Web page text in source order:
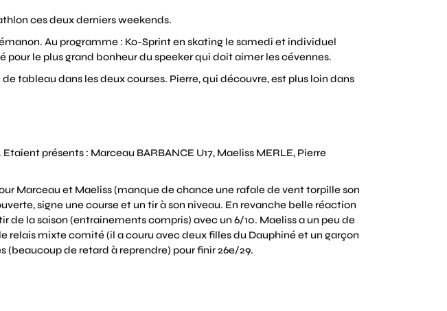
ces deux derniers weekends.
Au programme : Ko-Sprint en skating le samedi et individuel
le plus grand bonheur du speeker qui doit aimer les cévennes.
tableau dans les deux courses. Pierre, qui découvre, est plus loin dans
présents : Marceau BARBANCE U17, Maeliss MERLE, Pierre
Marceau et Maeliss (manque de chance une rafale de vent torpille son
signe une course et un tir à son niveau. En revanche belle réaction
de la saison (entrainements compris) avec un 6/10. Maeliss a un peu de
relais mixte comité (il a couru avec deux filles du Dauphiné et un garçon
(beaucoup de retard à reprendre) pour finir 26e/29.